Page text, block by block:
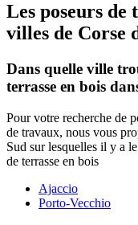
Les poseurs de
villes de Corse
Dans quelle ville
terrasse en bois
Pour votre recherche de
de travaux, nous vous
Sud sur lesquelles il y a
de terrasse en bois
Ajaccio
Porto-Vecchio